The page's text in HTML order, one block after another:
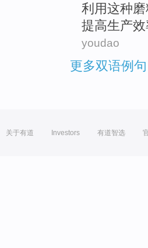
利用这种
提高生产
youdao
更多双语例句
关于有道 Investors 有道智选